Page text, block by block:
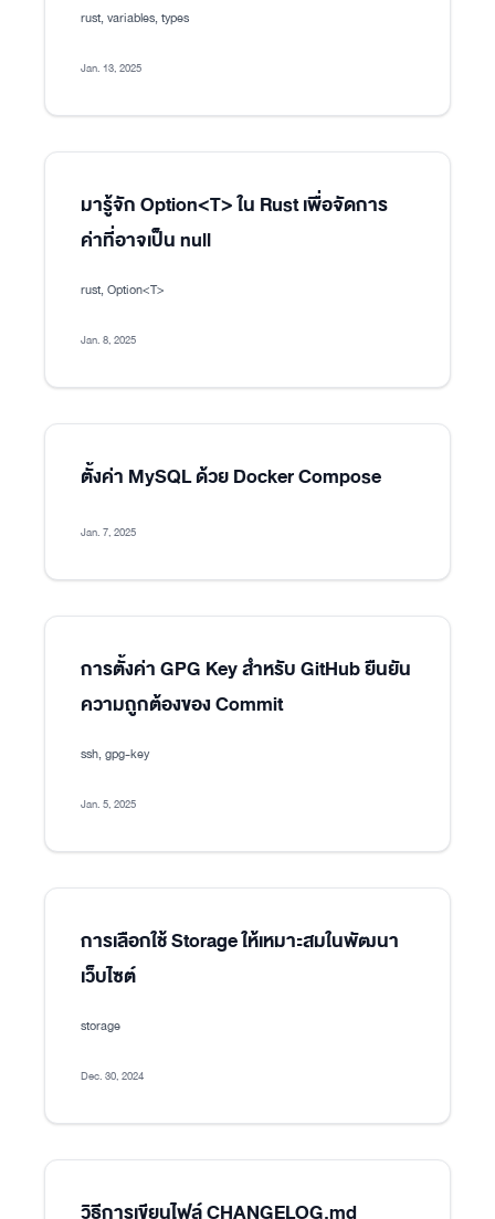
rust, variables, types
Jan. 13, 2025
มารู้จัก Option<T> ใน Rust เพื่อจัดการ
ค่าที่อาจเป็น null
rust, Option<T>
Jan. 8, 2025
ตั้งค่า MySQL ด้วย Docker Compose
Jan. 7, 2025
การตั้งค่า GPG Key สำหรับ GitHub ยืนยัน
ความถูกต้องของ Commit
ssh, gpg-key
Jan. 5, 2025
การเลือกใช้ Storage ให้เหมาะสมในพัฒนา
เว็บไซต์
storage
Dec. 30, 2024